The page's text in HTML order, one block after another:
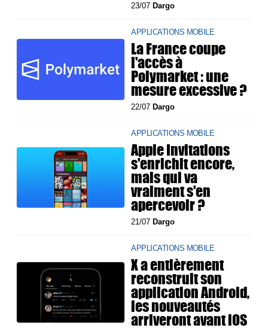
23/07 Dargo
APPLICATIONS MOBILE
La France coupe
l'accès à
Polymarket : une
mesure excessive ?
22/07 Dargo
APPLICATIONS MOBILE
Apple Invitations
s'enrichit encore,
mais qui va
vraiment s'en
apercevoir ?
21/07 Dargo
APPLICATIONS MOBILE
X a entièrement
reconstruit son
application Android,
les nouveautés
arriveront avant iOS